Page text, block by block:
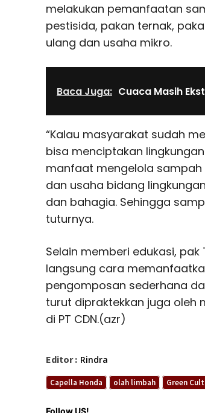
melakukan pemanfaatan
pestisida, pakan ternak,
ulang dan usaha mikro.
Baca Juga: Cuaca Masih
“Kalau masyarakat sudah
bisa menciptakan
manfaat mengelola sampah
dan usaha bidang
dan bahagia. Sehingga
tuturnya.
Selain memberi edukasi,
langsung cara
pengomposan sederhana
turut dipraktekkan juga oleh
di PT CDN.(azr)
Editor : Rindra
Capella Honda olah limbah Green
Follow US!